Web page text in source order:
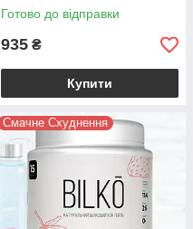
комплекті
Готово до відправки
935 ₴
Купити
Смачне Схуднення